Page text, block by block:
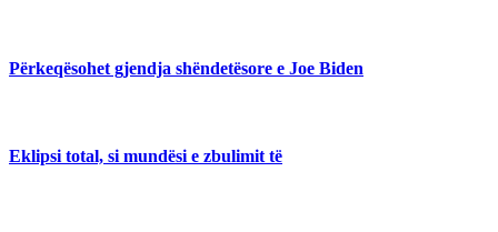
Përkeqësohet gjendja shëndetësore e Joe Biden
Eklipsi total, si mundësi e zbulimit të